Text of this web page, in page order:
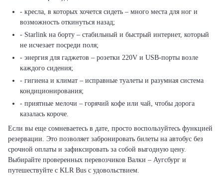
- кресла, в которых хочется сидеть – много места для ног и
возможность откинуться назад;
- Starlink на борту – стабильный и быстрый интернет, который
не исчезает посреди поля;
- энергия для гаджетов – розетки 220V и USB-порты возле
каждого сидения;
- гигиена и климат – исправные туалеты и разумная система
кондиционирования;
- приятные мелочи – горячий кофе или чай, чтобы дорога
казалась короче.
Если вы еще сомневаетесь в дате, просто воспользуйтесь функцией
резервации. Это позволяет забронировать билеты на автобус без
срочной оплаты и зафиксировать за собой выгодную цену.
Выбирайте проверенных перевозчиков Валки – Аугсбург и
путешествуйте с KLR Bus с удовольствием.